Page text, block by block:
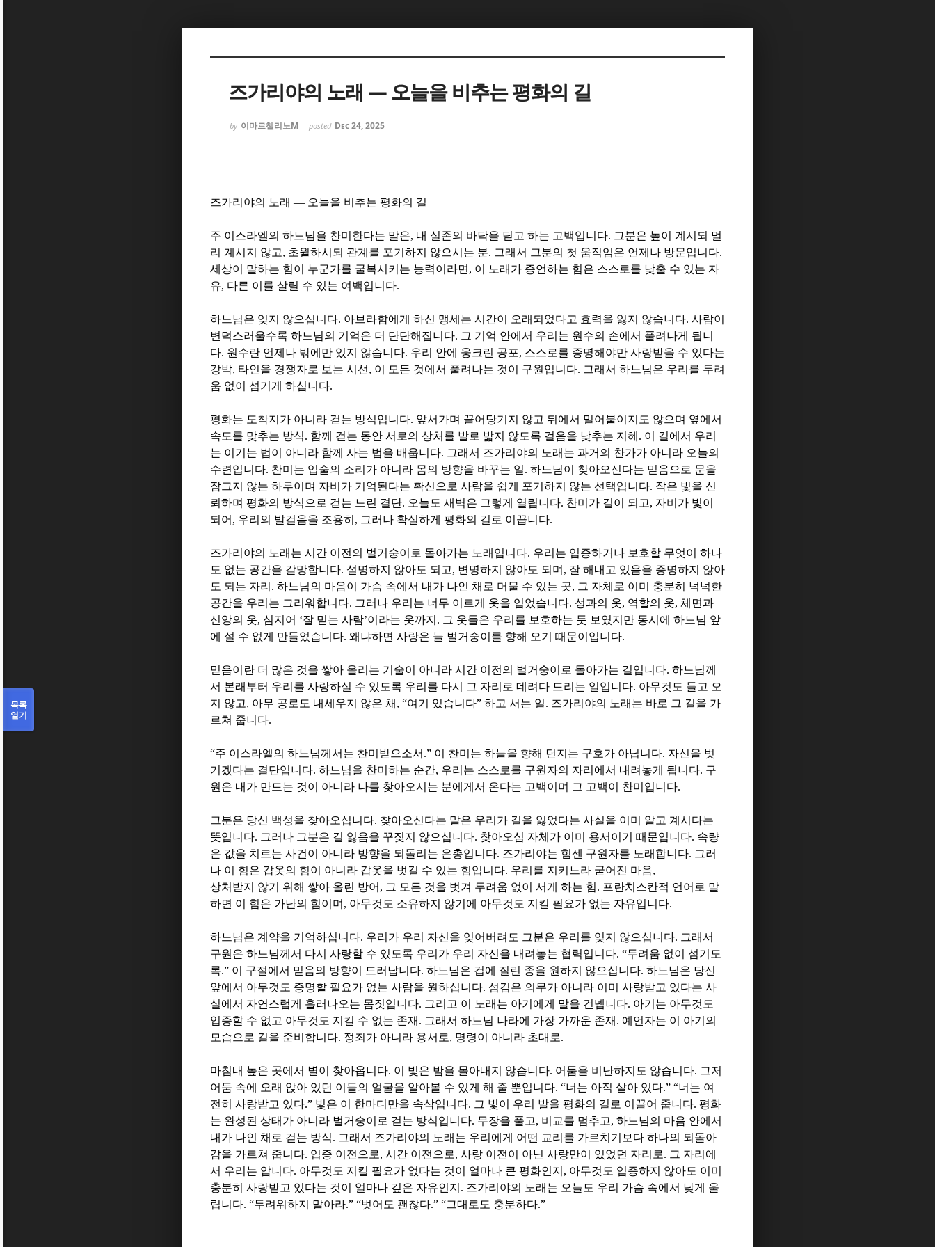
즈가리야의 노래 — 오늘을 비추는 평화의 길
by 이마르첼리노M posted Dec 24, 2025
즈가리야의 노래 — 오늘을 비추는 평화의 길
주 이스라엘의 하느님을 찬미한다는 말은, 내 실존의 바닥을 딛고 하는 고백입니다. 그분은 높이 계시되 멀
리 계시지 않고, 초월하시되 관계를 포기하지 않으시는 분. 그래서 그분의 첫 움직임은 언제나 방문입니다.
세상이 말하는 힘이 누군가를 굴복시키는 능력이라면 , 이 노래가 증언하는 힘은 스스로를 낮출 수 있는 자
유, 다른 이를 살릴 수 있는 여백입니다.
하느님은 잊지 않으십니다. 아브라함에게 하신 맹세는 시간이 오래되었다고 효력을 잃지 않습니다. 사람이
변덕스러울수록 하느님의 기억은 더 단단해집니다. 그 기억 안에서 우리는 원수의 손에서 풀려나게 됩니
다. 원수란 언제나 밖에만 있지 않습니다. 우리 안에 웅크린 공포, 스스로를 증명해야만 사랑받을 수 있다는
강박, 타인을 경쟁자로 보는 시선 , 이 모든 것에서 풀려나는 것이 구원입니다. 그래서 하느님은 우리를 두려
움 없이 섬기게 하십니다.
평화는 도착지가 아니라 걷는 방식입니다. 앞서가며 끌어당기지 않고 뒤에서 밀어붙이지도 않으며 옆에서
속도를 맞추는 방식. 함께 걷는 동안 서로의 상처를 발로 밟지 않도록 걸음을 낮추는 지혜 . 이 길에서 우리
는 이기는 법이 아니라 함께 사는 법을 배웁니다. 그래서 즈가리야의 노래는 과거의 찬가가 아니라 오늘의
수련입니다. 찬미는 입술의 소리가 아니라 몸의 방향을 바꾸는 일. 하느님이 찾아오신다는 믿음으로 문을
잠그지 않는 하루이며 자비가 기억된다는 확신으로 사람을 쉽게 포기하지 않는 선택입니다. 작은 빛을 신
뢰하며 평화의 방식으로 걷는 느린 결단. 오늘도 새벽은 그렇게 열립니다. 찬미가 길이 되고, 자비가 빛이
되어 , 우리의 발걸음을 조용히 , 그러나 확실하게 평화의 길로 이끕니다.
즈가리야의 노래는 시간 이전의 벌거숭이로 돌아가는 노래입니다. 우리는 입증하거나 보호할 무엇이 하나
도 없는 공간을 갈망합니다. 설명하지 않아도 되고, 변명하지 않아도 되며 , 잘 해내고 있음을 증명하지 않아
도 되는 자리 . 하느님의 마음이 가슴 속에서 내가 나인 채로 머물 수 있는 곳, 그 자체로 이미 충분히 넉넉한
공간을 우리는 그리워합니다. 그러나 우리는 너무 이르게 옷을 입었습니다. 성과의 옷, 역할의 옷, 체면과
신앙의 옷, 심지어 ‘잘 믿는 사람’이라는 옷까지 . 그 옷들은 우리를 보호하는 듯 보였지만 동시에 하느님 앞
에 설 수 없게 만들었습니다. 왜냐하면 사랑은 늘 벌거숭이를 향해 오기 때문이입니다.
믿음이란 더 많은 것을 쌓아 올리는 기술이 아니라 시간 이전의 벌거숭이로 돌아가는 길입니다. 하느님께
서 본래부터 우리를 사랑하실 수 있도록 우리를 다시 그 자리로 데려다 드리는 일입니다. 아무것도 들고 오
지 않고, 아무 공로도 내세우지 않은 채 , “여기 있습니다” 하고 서는 일. 즈가리야의 노래는 바로 그 길을 가
르쳐 줍니다.
“주 이스라엘의 하느님께서는 찬미받으소서 .” 이 찬미는 하늘을 향해 던지는 구호가 아닙니다. 자신을 벗
기겠다는 결단입니다. 하느님을 찬미하는 순간, 우리는 스스로를 구원자의 자리에서 내려놓게 됩니다. 구
원은 내가 만드는 것이 아니라 나를 찾아오시는 분에게서 온다는 고백이며 그 고백이 찬미입니다.
그분은 당신 백성을 찾아오십니다. 찾아오신다는 말은 우리가 길을 잃었다는 사실을 이미 알고 계시다는
뜻입니다. 그러나 그분은 길 잃음을 꾸짖지 않으십니다. 찾아오심 자체가 이미 용서이기 때문입니다. 속량
은 값을 치르는 사건이 아니라 방향을 되돌리는 은총입니다. 즈가리야는 힘센 구원자를 노래합니다. 그러
나 이 힘은 갑옷의 힘이 아니라 갑옷을 벗길 수 있는 힘입니다. 우리를 지키느라 굳어진 마음,
상처받지 않기 위해 쌓아 올린 방어 , 그 모든 것을 벗겨 두려움 없이 서게 하는 힘. 프란치스칸적 언어로 말
하면 이 힘은 가난의 힘이며 , 아무것도 소유하지 않기에 아무것도 지킬 필요가 없는 자유입니다.
하느님은 계약을 기억하십니다. 우리가 우리 자신을 잊어버려도 그분은 우리를 잊지 않으십니다. 그래서
구원은 하느님께서 다시 사랑할 수 있도록 우리가 우리 자신을 내려놓는 협력입니다. “두려움 없이 섬기도
록.” 이 구절에서 믿음의 방향이 드러납니다. 하느님은 겁에 질린 종을 원하지 않으십니다. 하느님은 당신
앞에서 아무것도 증명할 필요가 없는 사람을 원하십니다. 섬김은 의무가 아니라 이미 사랑받고 있다는 사
실에서 자연스럽게 흘러나오는 몸짓입니다. 그리고 이 노래는 아기에게 말을 건넵니다. 아기는 아무것도
입증할 수 없고 아무것도 지킬 수 없는 존재 . 그래서 하느님 나라에 가장 가까운 존재 . 예언자는 이 아기의
모습으로 길을 준비합니다. 정죄가 아니라 용서로, 명령이 아니라 초대로.
마침내 높은 곳에서 별이 찾아옵니다. 이 빛은 밤을 몰아내지 않습니다. 어둠을 비난하지도 않습니다. 그저
어둠 속에 오래 앉아 있던 이들의 얼굴을 알아볼 수 있게 해 줄 뿐입니다. “너는 아직 살아 있다.” “너는 여
전히 사랑받고 있다.” 빛은 이 한마디만을 속삭입니다. 그 빛이 우리 발을 평화의 길로 이끌어 줍니다. 평화
는 완성된 상태가 아니라 벌거숭이로 걷는 방식입니다. 무장을 풀고, 비교를 멈추고, 하느님의 마음 안에서
내가 나인 채로 걷는 방식. 그래서 즈가리야의 노래는 우리에게 어떤 교리를 가르치기보다 하나의 되돌아
감을 가르쳐 줍니다. 입증 이전으로, 시간 이전으로, 사랑 이전이 아닌 사랑만이 있었던 자리로. 그 자리에
서 우리는 압니다. 아무것도 지킬 필요가 없다는 것이 얼마나 큰 평화인지 , 아무것도 입증하지 않아도 이미
충분히 사랑받고 있다는 것이 얼마나 깊은 자유인지 . 즈가리야의 노래는 오늘도 우리 가슴 속에서 낮게 울
립니다. “두려워하지 말아라.” “벗어도 괜찮다.” “그대로도 충분하다.”
목록
열기
Sketchbook5, 스케치북5
Sketchbook5, 스케치북5